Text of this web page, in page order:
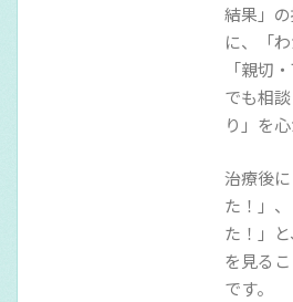
結果」
に、「
「親切
でも相
り」を
治療後
た！」
た！」
を見る
です。